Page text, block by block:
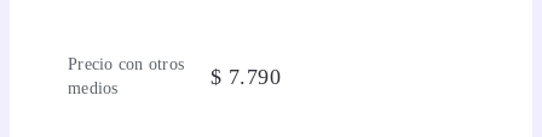
Precio con otros
medios
$ 7.790